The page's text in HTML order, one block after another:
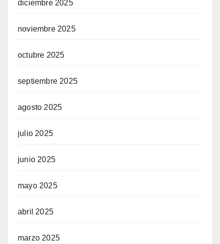
diciembre 2025
noviembre 2025
octubre 2025
septiembre 2025
agosto 2025
julio 2025
junio 2025
mayo 2025
abril 2025
marzo 2025